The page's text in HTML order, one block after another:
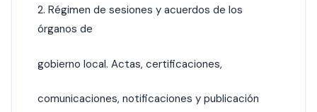
2. Régimen de sesiones y acuerdos de los
órganos de
gobierno local. Actas, certificaciones,
comunicaciones, notificaciones y publicación